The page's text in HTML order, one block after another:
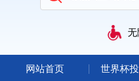
无
网站首页 世界杯